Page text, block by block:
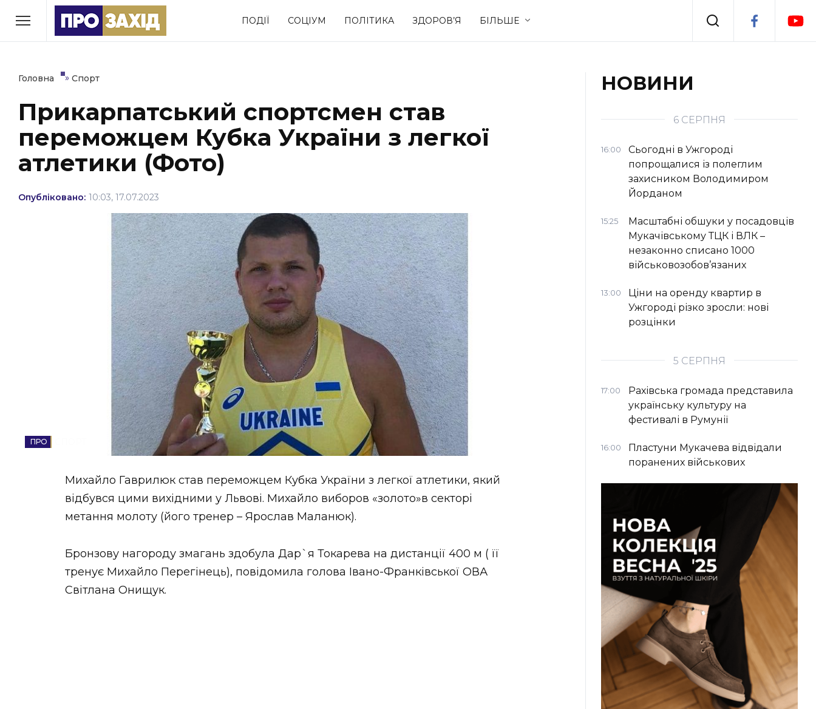
ПОДІЇ СОЦІУМ ПОЛІТИКА ЗДОРОВ’Я БІЛЬШЕ
РУБРИКИ
Економіка Події
Політика Соціум Спорт
Втрачений Ужгород
(відеоверсія)
ЗАКАРПАТСЬКІ НОВИНИ
НОВИНИ ЗАХІДНОЇ УКРАЇНИ
Головна » Спорт
Прикарпатський спортсмен став
переможцем Кубка України з легкої
атлетики (Фото)
Опубліковано: 10:03, 17.07.2023
Михайло Гаврилюк став переможцем Кубка України з легкої атлетики, який
відбувся цими вихідними у Львові. Михайло виборов «золото»в секторі
метання молоту (його тренер – Ярослав Маланюк).
Бронзову нагороду змагань здобула Дар`я Токарева на дистанції 400 м ( її
тренує Михайло Перегінець), повідомила голова Івано-Франківської ОВА
Світлана Онищук.
НОВИНИ
6 СЕРПНЯ
16:00
Сьогодні в Ужгороді
попрощалися із полеглим
захисником Володимиром
Йорданом
15:25
Масштабні обшуки у посадовців
Мукачівському ТЦК і ВЛК –
незаконно списано 1000
військовозобов’язаних
13:00
Ціни на оренду квартир в
Ужгороді різко зросли: нові
розцінки
5 СЕРПНЯ
17:00
Рахівська громада представила
українську культуру на
фестивалі в Румунії
16:00
Пластуни Мукачева відвідали
поранених військових